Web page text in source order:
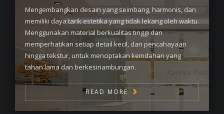
Mengembangkan desain yang seimbang, harmonis, dan
memiliki daya tarik estetika yang tidak lekang oleh waktu.
Menggunakan material berkualitas tinggi dan
memperhatikan setiap detail kecil, dari pencahayaan
hingga tekstur, untuk menciptakan keindahan yang
tahan lama dan berkesinambungan.
READ MORE